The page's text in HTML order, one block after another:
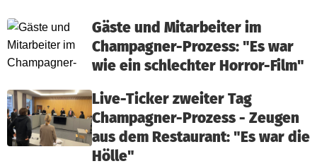
Gäste und Mitarbeiter im
Champagner-Prozess: "Es war
wie ein schlechter Horror-Film"
Live-Ticker zweiter Tag
Champagner-Prozess - Zeugen
aus dem Restaurant: "Es war die
Hölle"